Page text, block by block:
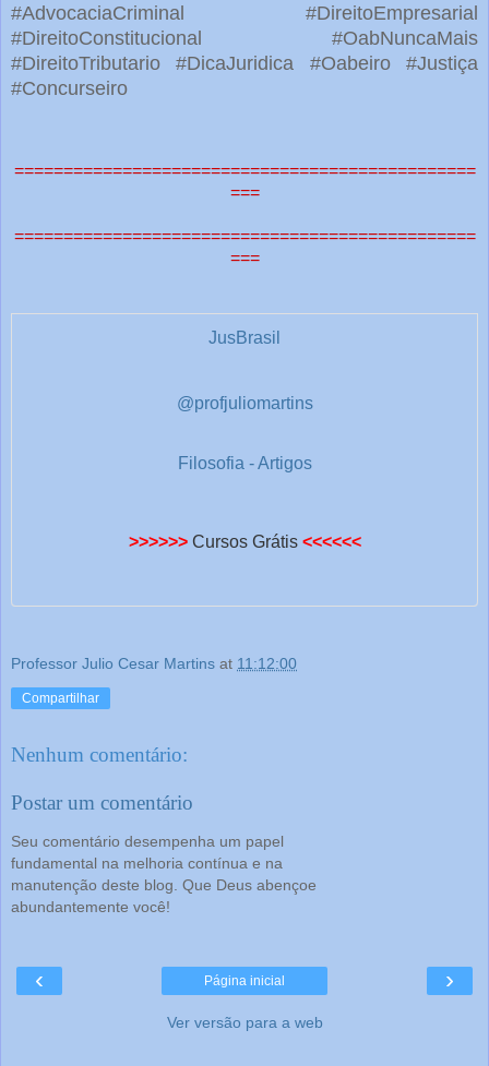
#AdvocaciaCriminal #DireitoEmpresarial
#DireitoConstitucional #OabNuncaMais
#DireitoTributario #DicaJuridica #Oabeiro #Justiça
#Concurseiro
===============================================
===
===============================================
===
JusBrasil
@profjuliomartins
Filosofia - Artigos
>>>>>> Cursos Grátis <<<<<<
Professor Julio Cesar Martins at 11:12:00
Compartilhar
Nenhum comentário:
Postar um comentário
Seu comentário desempenha um papel
fundamental na melhoria contínua e na
manutenção deste blog. Que Deus abençoe
abundantemente você!
‹ ›
Página inicial
Ver versão para a web